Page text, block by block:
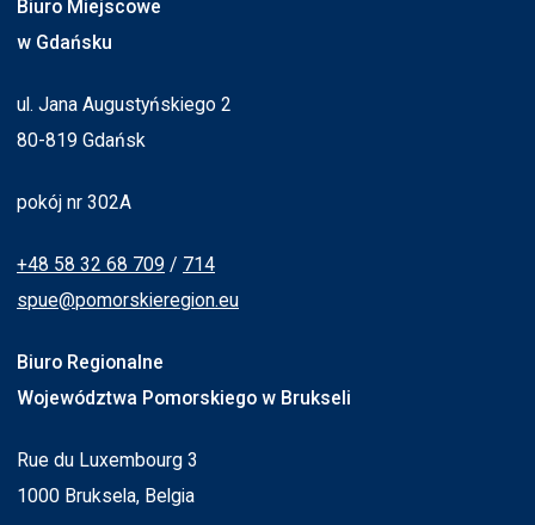
Biuro Miejscowe
w Gdańsku
ul. Jana Augustyńskiego 2
80-819 Gdańsk
pokój nr 302A
+48 58 32 68 709 / 714
spue@pomorskieregion.eu
Biuro Regionalne
Województwa Pomorskiego w Brukseli
Rue du Luxembourg 3
1000 Bruksela, Belgia